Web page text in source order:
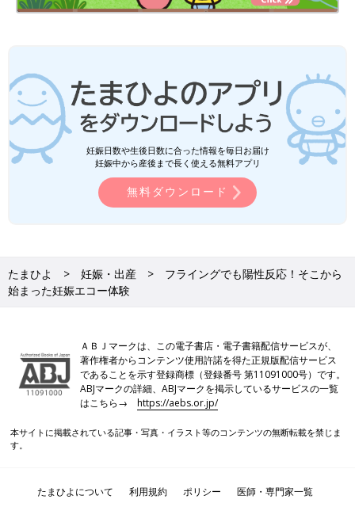
妊娠日数や生後日数に合った情報を毎日お届け
妊娠中から産後まで長く使える無料アプリ
無料ダウンロード
たまひよ 妊娠・出産
フライングでも陽性反応！そこから
始まった妊娠エコー体験
ＡＢＪマークは、この電子書店・電子書籍配信サービスが、
著作権者からコンテンツ使用許諾を得た正規版配信サービス
であることを示す登録商標（登録番号 第11091000号）です。
ABJマークの詳細、ABJマークを掲示しているサービスの一覧
はこちら→https://aebs.or.jp/
本サイトに掲載されている記事・写真・イラスト等のコンテンツの無断転載を禁じま
す。
たまひよについて 利用規約 ポリシー
医師・専門家一覧